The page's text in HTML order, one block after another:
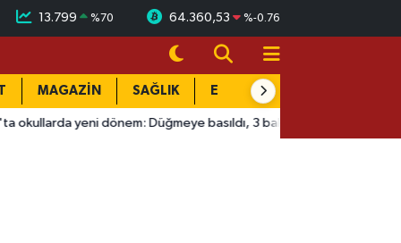
13.799 %70 64.360,53 %-0.76
MAGAZİN SAĞLIK EĞİTİM
dönem: Düğmeye basıldı, 3 bakanlık devrede!